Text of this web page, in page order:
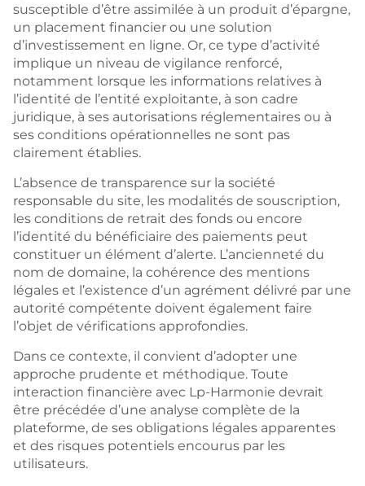
susceptible d’être assimilée à un produit d’épargne,
un placement financier ou une solution
d’investissement en ligne. Or, ce type d’activité
implique un niveau de vigilance renforcé,
notamment lorsque les informations relatives à
l’identité de l’entité exploitante, à son cadre
juridique, à ses autorisations réglementaires ou à
ses conditions opérationnelles ne sont pas
clairement établies.
L’absence de transparence sur la société
responsable du site, les modalités de souscription,
les conditions de retrait des fonds ou encore
l’identité du bénéficiaire des paiements peut
constituer un élément d’alerte. L’ancienneté du
nom de domaine, la cohérence des mentions
légales et l’existence d’un agrément délivré par une
autorité compétente doivent également faire
l’objet de vérifications approfondies.
Dans ce contexte, il convient d’adopter une
approche prudente et méthodique. Toute
interaction financière avec Lp-Harmonie devrait
être précédée d’une analyse complète de la
plateforme, de ses obligations légales apparentes
et des risques potentiels encourus par les
utilisateurs.